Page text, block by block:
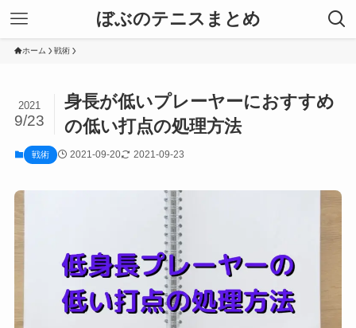
ぼぶのテニスまとめ
ホーム 戦術
身長が低いプレーヤーにおすすめ
の低い打点の処理方法
2021
9/23
戦術 2021-09-20 2021-09-23